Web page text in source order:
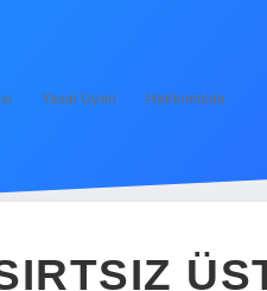
Yasal Uyarı Hakkımızda